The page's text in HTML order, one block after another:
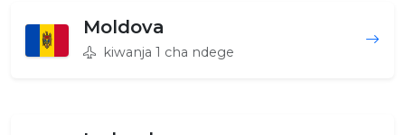
Moldova
kiwanja 1 cha ndege